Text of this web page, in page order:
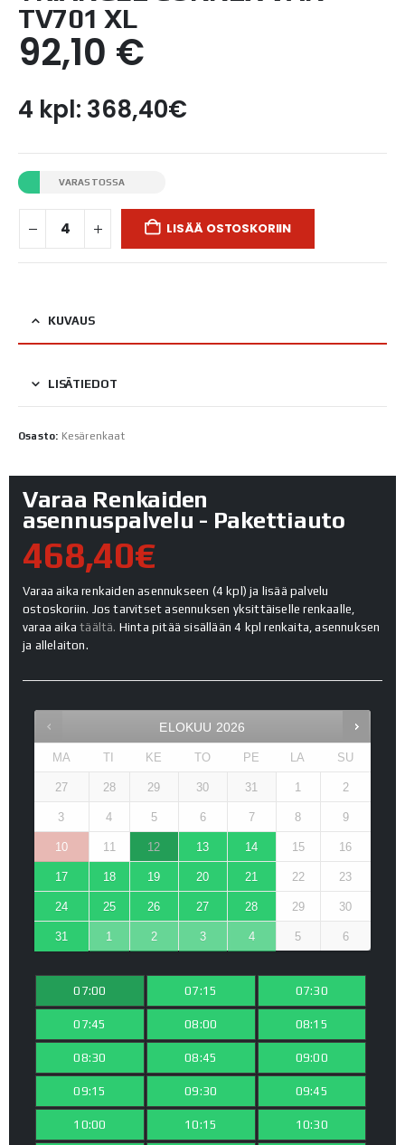
TV701 XL
92,10 €
4 kpl: 368,40€
VARASTOSSA
LISÄÄ OSTOSKORIIN
KUVAUS
LISÄTIEDOT
Osasto: Kesärenkaat
Varaa Renkaiden
asennuspalvelu - Pakettiauto
468,40€
Varaa aika renkaiden asennukseen (4 kpl) ja lisää palvelu
ostoskoriin. Jos tarvitset asennuksen yksittäiselle renkaalle,
varaa aikatäältä. Hinta pitää sisällään 4 kpl renkaita, asennuksen
ja allelaiton.
ELOKUU 2026
MA TI KE TO PE LA SU
27 28 29 30 31 1 2
3 4 5 6 7 8 9
10 11 12 13 14 15 16
17 18 19 20 21 22 23
24 25 26 27 28 29 30
31 1 2 3 4 5 6
07:00 07:15 07:30
07:45 08:00 08:15
08:30 08:45 09:00
09:15 09:30 09:45
10:00 10:15 10:30